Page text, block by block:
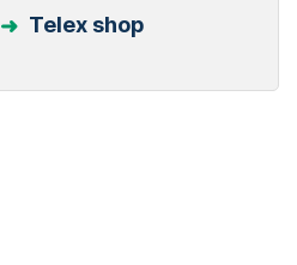
Telex shop